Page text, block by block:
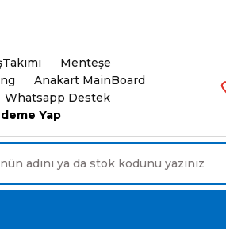
Menteşe
Anakart MainBoard
Whatsapp Destek
Yap